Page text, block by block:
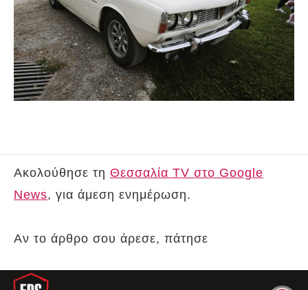
Ακολούθησε τη Θεσσαλία TV στο Google
News, για άμεση ενημέρωση.
Αν το άρθρο σου άρεσε, πάτησε